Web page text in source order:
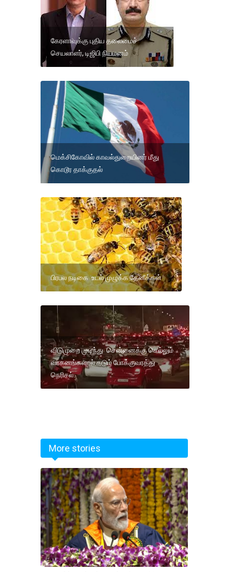
கேரளாவுக்கு புதிய தலைமைச்
செயலாளர், டிஜிபி நியமனம்
மெக்சிகோவில் காவல்துறையினர் மீது
கொடூர தாக்குதல்
பிரபல நடிகை உடல் முழுக்க தேனீக்கள்
விடுமுறை முடிந்து சென்னைக்கு செல்லும்
வாகனங்களால் கடும் போக்குவரத்து
நெரிசல்.
More stories